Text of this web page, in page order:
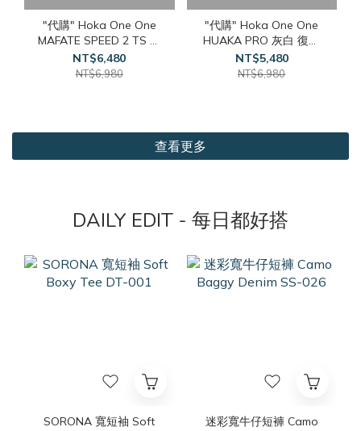
"代購" Hoka One One
MAFATE SPEED 2 TS 深
灰金屬銀 緩震跑步鞋
1171891-GLCTC
NT$6,480
NT$6,980
"代購" Hoka One One
HUAKA PRO 灰白 復古
緩震跑步鞋 1176672-
CTLL
NT$5,480
NT$6,980
查看更多
DAILY EDIT - 每日都好搭
SORONA 寬短袖 Soft
迷彩寬牛仔短褲 Camo